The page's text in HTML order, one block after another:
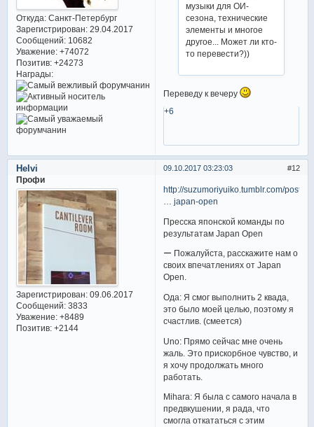
Откуда:Санкт-Петербург
Зарегистрирован: 29.04.2017
Сообщений:10682
Уважение: +74072
Позитив: +24273
Награды:
музыки для ОИ-
сезона, технические
элементы и многое
другое... Может ли кто-
то перевести?))
Переведу к вечеру
+6
12
09.10.2017 03:23:03
Helvi
Профи
Зарегистрирован: 09.06.2017
Сообщений:3833
Уважение: +8489
Позитив: +2144
http://suzumoriyuiko.tumblr.com/post/16
… japan-open
Пресска японской команды по
результатам Japan Open
ー Пожалуйста, расскажите нам о
своих впечатлениях от Japan
Open.
Ода: Я смог выполнить 2 квада,
это было моей целью, поэтому я
счастлив. (смеется)
Uno: Прямо сейчас мне очень
жаль. Это прискорбное чувство, и
я хочу продолжать много
работать.
Mihara: Я была с самого начала в
предвкушении, я рада, что
смогла откататься с этим